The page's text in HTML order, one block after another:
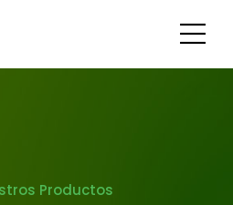
Productos